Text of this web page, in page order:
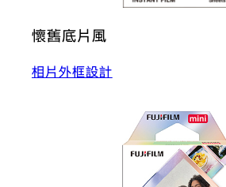
懷舊底片風
相片外框設計